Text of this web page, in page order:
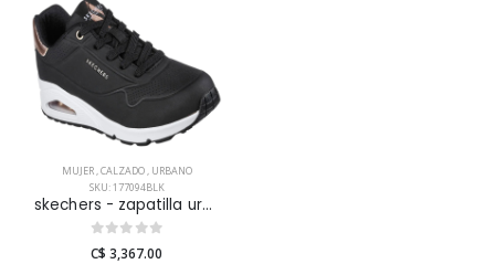
MUJER,CALZADO, URBANO
SKU: 177094BLK
skechers - zapatilla urbana uno para mujer
C$ 3,367.00